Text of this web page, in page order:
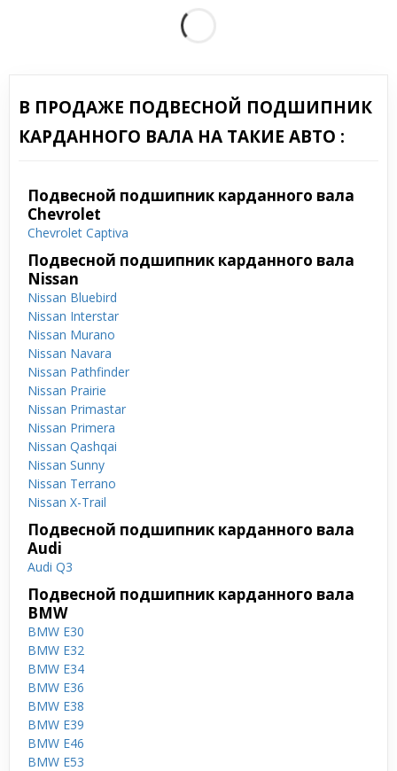
В ПРОДАЖЕ ПОДВЕСНОЙ ПОДШИПНИК
КАРДАННОГО ВАЛА НА ТАКИЕ АВТО :
Подвесной подшипник карданного вала
Chevrolet
Chevrolet Captiva
Подвесной подшипник карданного вала
Nissan
Nissan Bluebird
Nissan Interstar
Nissan Murano
Nissan Navara
Nissan Pathfinder
Nissan Prairie
Nissan Primastar
Nissan Primera
Nissan Qashqai
Nissan Sunny
Nissan Terrano
Nissan X-Trail
Подвесной подшипник карданного вала
Audi
Audi Q3
Подвесной подшипник карданного вала
BMW
BMW E30
BMW E32
BMW E34
BMW E36
BMW E38
BMW E39
BMW E46
BMW E53